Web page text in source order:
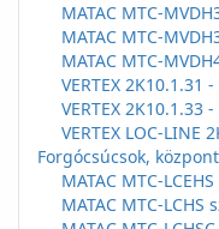
MATAC MTC-
MATAC MTC-
MATAC MTC-
VERTEX
VERTEX
VERTEX LOC-LINE
Forgócsúcsok,
MATAC MTC-
MATAC MTC-LCHS